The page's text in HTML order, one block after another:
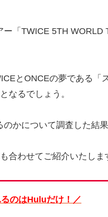
「TWICE 5TH WORLD
とONCEの夢である「
なるでしょう。
かについて調査した結果
合わせてご紹介いたしま
のはHuluだけ！／